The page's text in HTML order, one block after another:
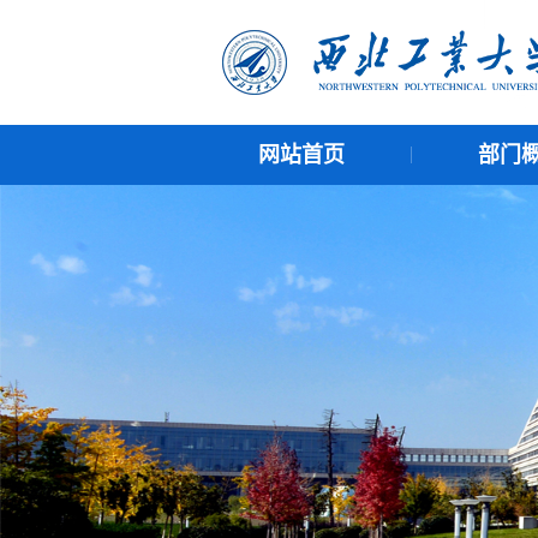
网站首页 部门